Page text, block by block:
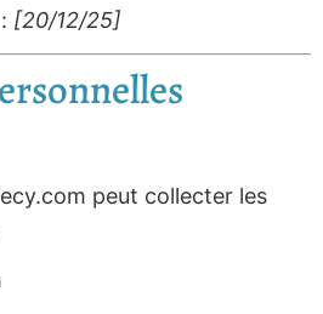
[20/12/25]
peut collecter les